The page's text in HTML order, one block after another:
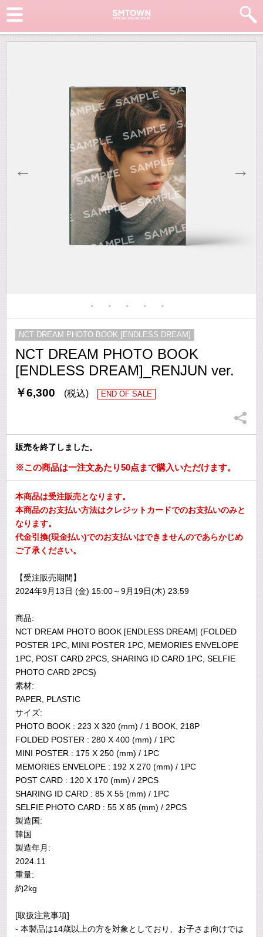
NCT DREAM PHOTO BOOK
[ENDLESS DREAM]_RENJUN ver.
￥6,300 (税込) END OF SALE
NCT DREAM PHOTO BOOK [ENDLESS DREAM]
販売を終了しました。
※この商品は一注文あたり50点まで購入いただけます。
本商品は受注販売となります。
本商品のお支払い方法はクレジットカードでのお支払いのみと
なります。
代金引換(現金払い)でのお支払いはできませんのであらかじめ
ご了承ください。
【受注販売期間】
2024年9月13日 (金) 15:00～9月19日(木) 23:59
商品:
NCT DREAM PHOTO BOOK [ENDLESS DREAM] (FOLDED
POSTER 1PC, MINI POSTER 1PC, MEMORIES ENVELOPE
1PC, POST CARD 2PCS, SHARING ID CARD 1PC, SELFIE
PHOTO CARD 2PCS)
素材:
PAPER, PLASTIC
サイズ:
PHOTO BOOK : 223 X 320 (mm) / 1 BOOK, 218P
FOLDED POSTER : 280 X 400 (mm) / 1PC
MINI POSTER : 175 X 250 (mm) / 1PC
MEMORIES ENVELOPE : 192 X 270 (mm) / 1PC
POST CARD : 120 X 170 (mm) / 2PCS
SHARING ID CARD : 85 X 55 (mm) / 1PC
SELFIE PHOTO CARD : 55 X 85 (mm) / 2PCS
製造国:
韓国
製造年月:
2024.11
重量:
約2kg
[取扱注意事項]
- 本製品は14歳以上の方を対象としており、お子さま向けでは